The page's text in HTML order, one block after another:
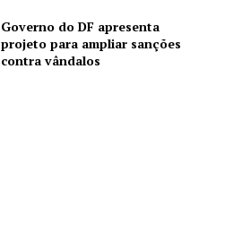
Governo do DF apresenta
projeto para ampliar sanções
contra vândalos